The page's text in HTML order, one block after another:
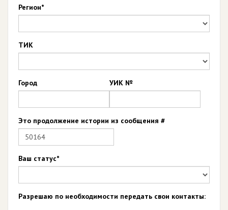
Регион*
ТИК
Город УИК №
Это продолжение истории из сообщения #
Ваш статус*
Разрешаю по необходимости передать свои контакты: